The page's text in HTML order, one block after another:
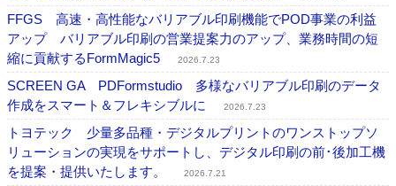
FFGS 高速・高性能なバリアブル印刷機能でPOD事業の利益
アップ バリアブル印刷の営業提案力のアップ、業務時間の短
縮に貢献するFormMagic5
2026.7.23
SCREEN GA PDFormstudio 多様なバリアブル印刷のデータ
作成をスマート＆フレキシブルに
2026.7.23
トヨテック 少量多品種・デジタルプリントのワンストップソ
リューションの実現をサポートし、デジタル印刷の前･後加工機
を提案・提供いたします。
2026.7.21